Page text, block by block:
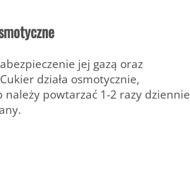
jej gazą oraz
działa osmotycznie,
powtarzać 1-2 razy dziennie